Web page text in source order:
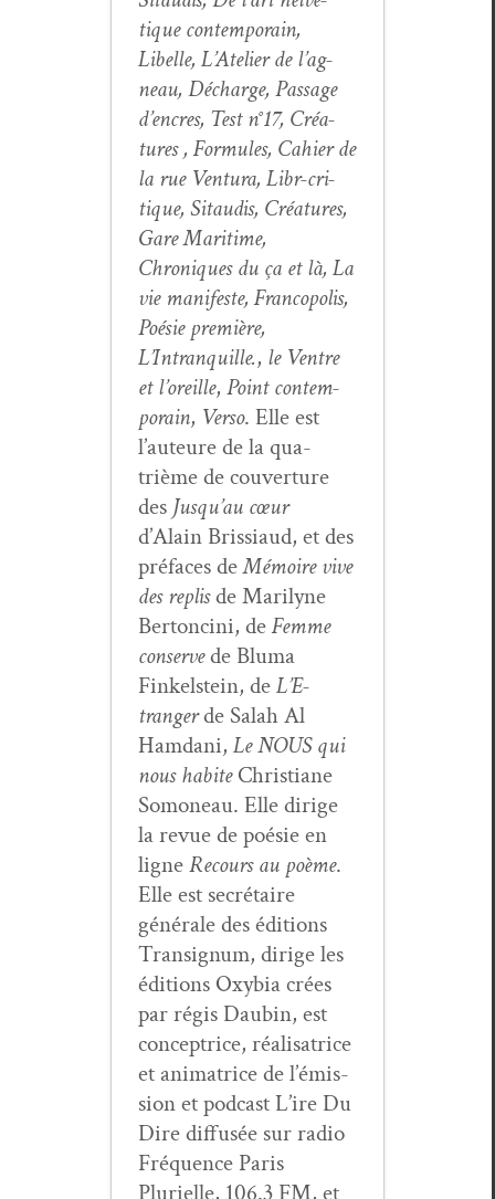
tique con­tem­po­rain,
Libelle, L’Atelier de l’ag­
neau, Décharge, Pas­sage
d’en­cres, Test n°17, Créa­
tures , For­mules, Cahi­er de
la rue Ven­tu­ra, Libr-cri­
tique, Sitaud­is, Créa­tures,
Gare Mar­itime,
Chroniques du ça et là, La
vie man­i­feste, Fran­copo­lis,
Poésie pre­mière,
L’Intranquille., le Ven­tre
et l’or­eille, Point con­tem­
po­rain, Ver­so. Elle est
l’auteure de la qua­
trième de cou­ver­ture
des Jusqu’au cœur
d’Alain Bris­si­aud, et des
pré­faces deMémoire vive
des replisde Mar­i­lyne
Bertonci­ni, deFemme
con­servede Bluma
Finkel­stein, deL’E­
trangerde Salah Al
Ham­dani, Le NOUS qui
nous habiteChris­tiane
Somoneau. Elle dirige
la revue de poésie en
ligneRecours au poème.
Elle est secré­taire
générale des édi­tions
Tran­signum, dirige les
édi­tions Oxy­bia crées
par régis Daubin, est
con­cep­trice, réal­isatrice
et ani­ma­trice de l’émis­
sion et pod­cast L’ire Du
Dire dif­fusée sur radio
Fréquence Paris